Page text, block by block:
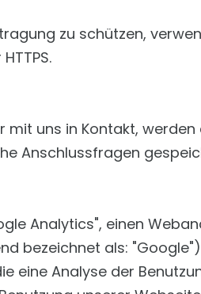
zu schützen,
uns in Kontakt,
Anschlussfragen
Analytics", einen
bezeichnet als:
eine Analyse der